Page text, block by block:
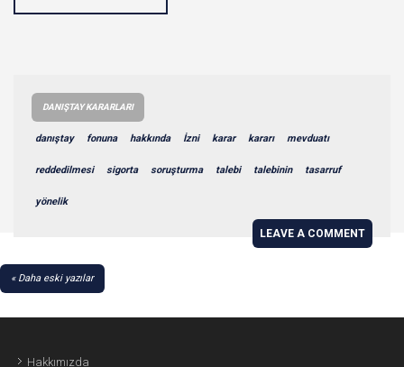
DANIŞTAY KARARLARI
danıştay fonuna hakkında İzni karar kararı mevduatı
reddedilmesi sigorta soruşturma talebi talebinin tasarruf
yönelik
LEAVE A COMMENT
YAZI
Daha eski yazılar
Hakkımızda